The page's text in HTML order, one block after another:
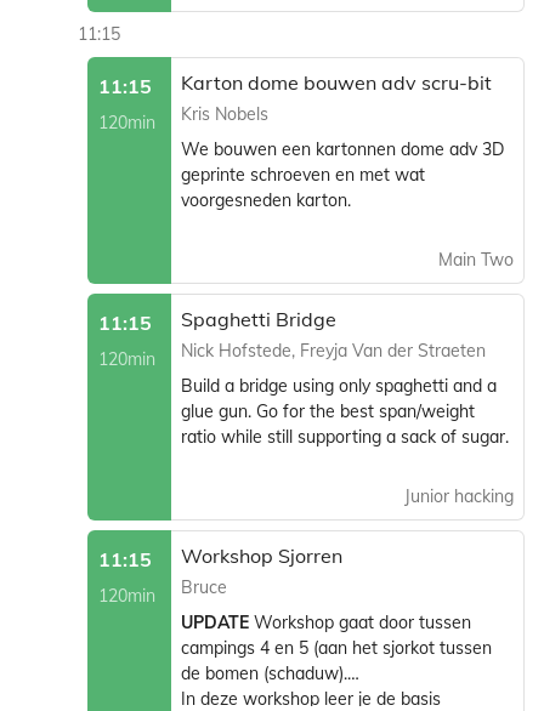
11:15
11:15
120min
Karton dome bouwen adv scru-bit
Kris Nobels
We bouwen een kartonnen dome adv 3D
geprinte schroeven en met wat
voorgesneden karton.
Main Two
11:15
120min
Spaghetti Bridge
Nick Hofstede, Freyja Van der Straeten
Build a bridge using only spaghetti and a
glue gun. Go for the best span/weight
ratio while still supporting a sack of sugar.
Junior hacking
11:15
120min
Workshop Sjorren
Bruce
UPDATE Workshop gaat door tussen
campings 4 en 5 (aan het sjorkot tussen
de bomen (schaduw).
In deze workshop leer je de basis